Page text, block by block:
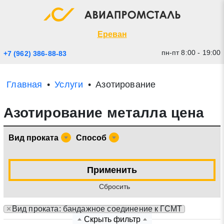
Ереван
+7 (962) 386-88-83 пн-пт 8:00 - 19:00
Главная Услуги Азотирование
Азотирование металла цена
Вид проката Способ
Применить
Cбросить
× Вид проката: бандажное соединение к ГСМТ
Скрыть фильтр
Экспресс заявка
* - обязательные поля для заполнения
Прикрепить файл (до 20 mb)
Отправить заявку